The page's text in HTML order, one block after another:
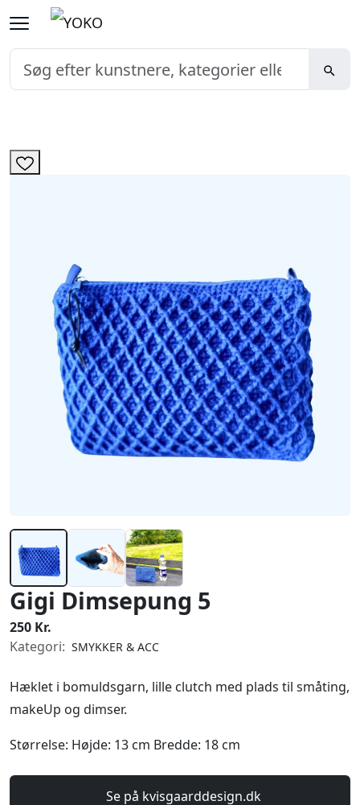
Gigi Dimsepung 5
250 Kr.
Kategori: SMYKKER & ACC
Hæklet i bomuldsgarn, lille clutch med plads til småting,
makeUp og dimser.
Størrelse: Højde: 13 cm Bredde: 18 cm
Se på kvisgaarddesign.dk